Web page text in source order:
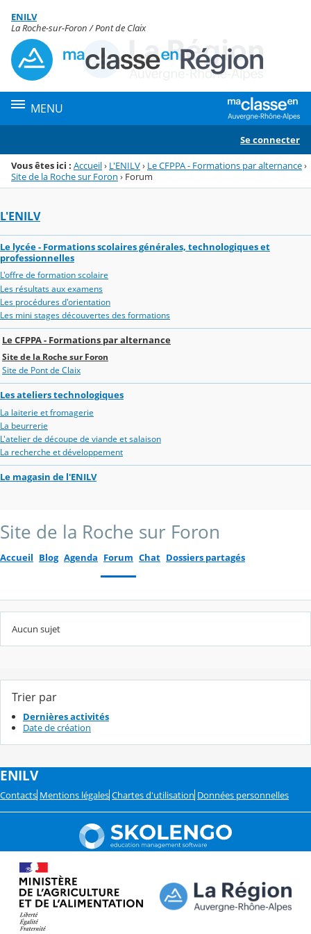
Menu de la rubrique
Contenu
ENILV
La Roche-sur-Foron / Pont de Claix
MENU
Se connecter
Vous êtes ici : Accueil› L'ENILV› Le CFPPA - Formations par alternance›
Site de la Roche sur Foron › Forum
L'ENILV
Le lycée - Formations scolaires générales, technologiques et
professionnelles
L'offre de formation scolaire
Les résultats aux examens
Les procédures d'orientation
Les mini stages découvertes des formations
Le CFPPA - Formations par alternance
Site de la Roche sur Foron
Site de Pont de Claix
Les ateliers technologiques
La laiterie et fromagerie
La beurrerie
L'atelier de découpe de viande et salaison
La recherche et développement
Le magasin de l'ENILV
Site de la Roche sur Foron
Accueil Blog Agenda Forum Chat Dossiers partagés
Aucun sujet
Trier par
Dernières activités
Date de création
ENILV
Contacts Mentions légales Chartes d'utilisation Données personnelles